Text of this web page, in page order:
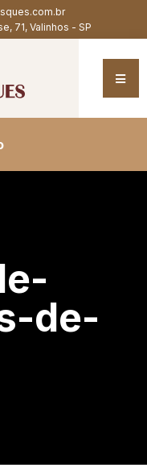
71, Valinhos - SP
de-